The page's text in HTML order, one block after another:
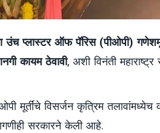
उंच प्लास्टर ऑफ पॅरिस (पीओपी)
कायम ठेवावी, अशी विनंती
मूर्तींचे विसर्जन कृत्रिम तलावांमध्येच
सरकारने केली आहे.